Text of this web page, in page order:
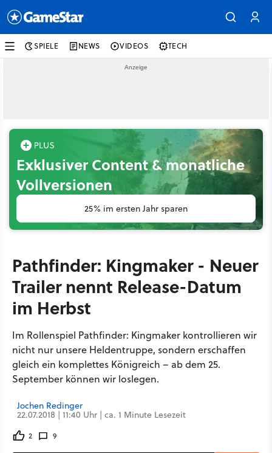
SPIELE NEWS VIDEOS TECH
Exklusiver Content & monatliche
Vollversionen
25% im ersten Jahr sparen
Pathfinder: Kingmaker - Neuer
Trailer nennt Release-Datum
im Herbst
Im Rollenspiel Pathfinder: Kingmaker kontrollieren wir
nicht nur unsere Heldentruppe, sondern erschaffen
gleich ein komplettes Königreich – ab dem 25.
September können wir loslegen.
Jochen Redinger
22.07.2018 | 11:40 Uhr | ca. 1 Minute Lesezeit
2 9